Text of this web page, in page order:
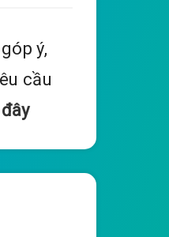
ý,
cầu